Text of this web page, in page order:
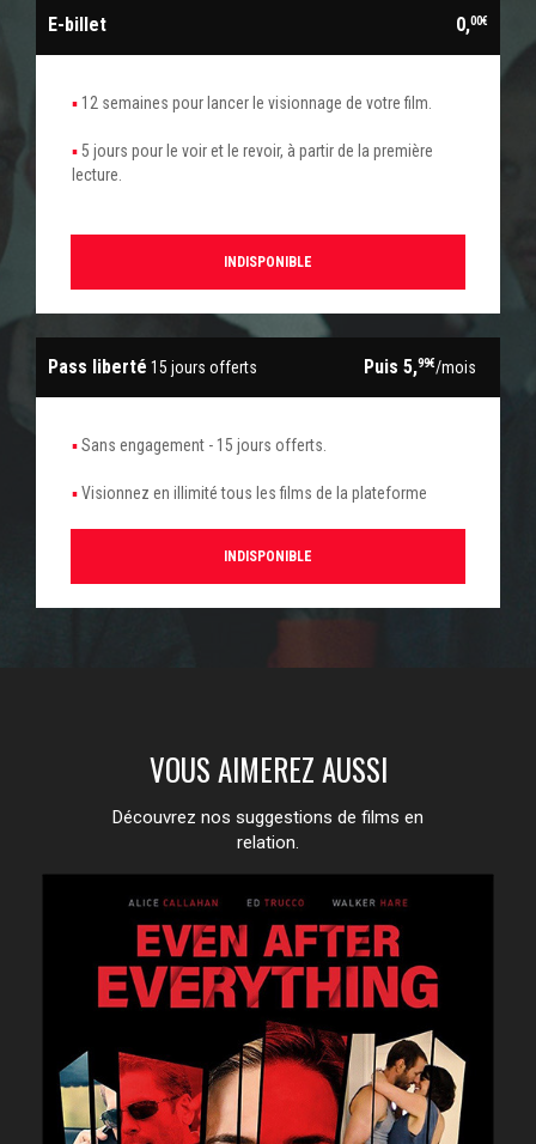
E-billet 0,00€
12 semaines pour lancer le visionnage de votre film.
5 jours pour le voir et le revoir, à partir de la première
lecture.
INDISPONIBLE
Pass liberté 15 jours offerts Puis 5,99€/mois
Sans engagement - 15 jours offerts.
Visionnez en illimité tous les films de la plateforme
INDISPONIBLE
VOUS AIMEREZ AUSSI
Découvrez nos suggestions de films en
relation.